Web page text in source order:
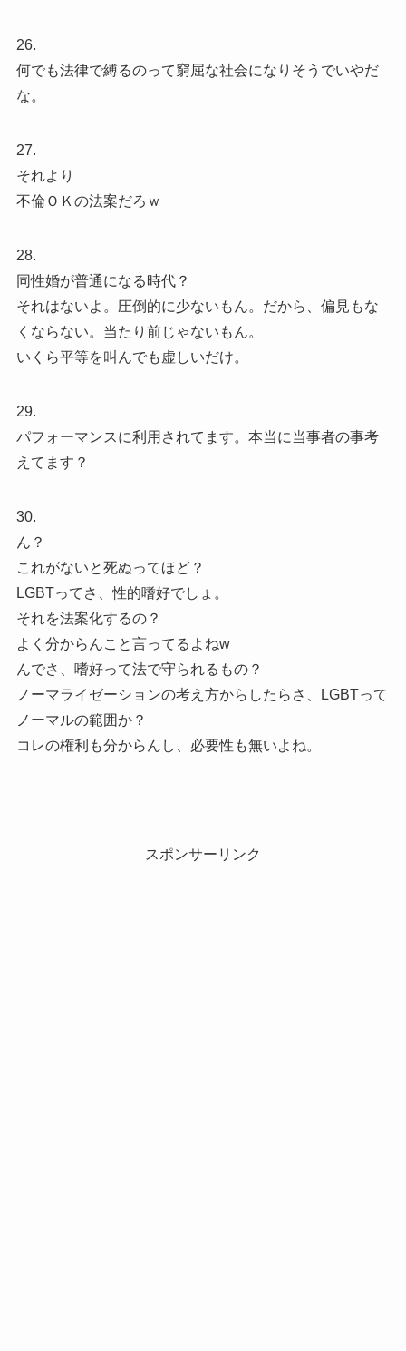
26.
何でも法律で縛るのって窮屈な社会になりそうでいやだ
な。
27.
それより
不倫ＯＫの法案だろｗ
28.
同性婚が普通になる時代？
それはないよ。圧倒的に少ないもん。だから、偏見もな
くならない。当たり前じゃないもん。
いくら平等を叫んでも虚しいだけ。
29.
パフォーマンスに利用されてます。本当に当事者の事考
えてます？
30.
ん？
これがないと死ぬってほど？
LGBTってさ、性的嗜好でしょ。
それを法案化するの？
よく分からんこと言ってるよねw
んでさ、嗜好って法で守られるもの？
ノーマライゼーションの考え方からしたらさ、LGBTって
ノーマルの範囲か？
コレの権利も分からんし、必要性も無いよね。
スポンサーリンク